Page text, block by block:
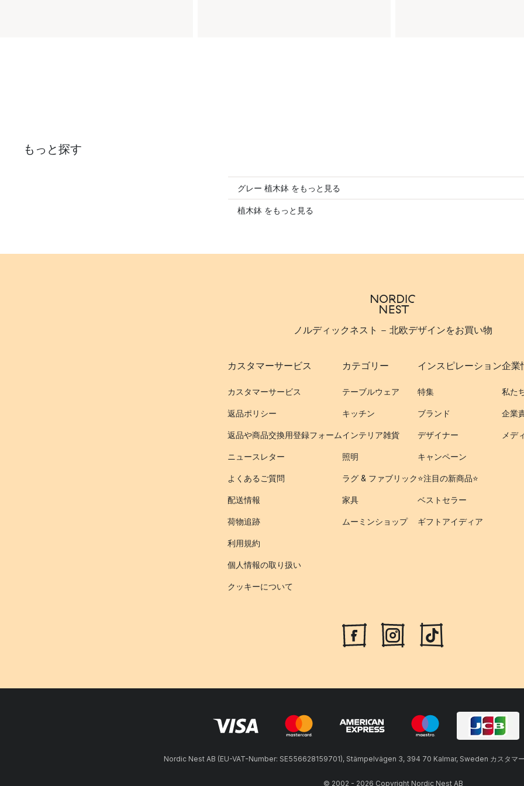
もっと探す
グレー 植木鉢 をもっと見る
植木鉢 をもっと見る
ノルディックネスト - 北欧デザインをお買い物
カスタマーサービス
カスタマーサービス
返品ポリシー
返品や商品交換用登録フォーム
ニュースレター
よくあるご質問
配送情報
荷物追跡
利用規約
個人情報の取り扱い
クッキーについて
カテゴリー
テーブルウェア
キッチン
インテリア雑貨
照明
ラグ & ファブリック
家具
ムーミンショップ
インスピレーション
特集
ブランド
デザイナー
キャンペーン
⭐️注目の新商品⭐️
ベストセラー
ギフトアイディア
企業
私た
企業
メデ
Nordic Nest AB (EU-VAT-Number: SE556628159701), Stämpelvägen 3, 394 70 Kalmar, Sweden カスタマ
© 2002 - 2026 Copyright Nordic Nest AB